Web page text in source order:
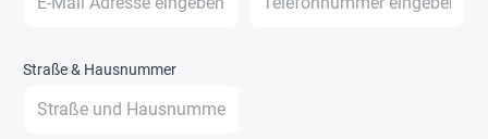
Straße & Hausnummer